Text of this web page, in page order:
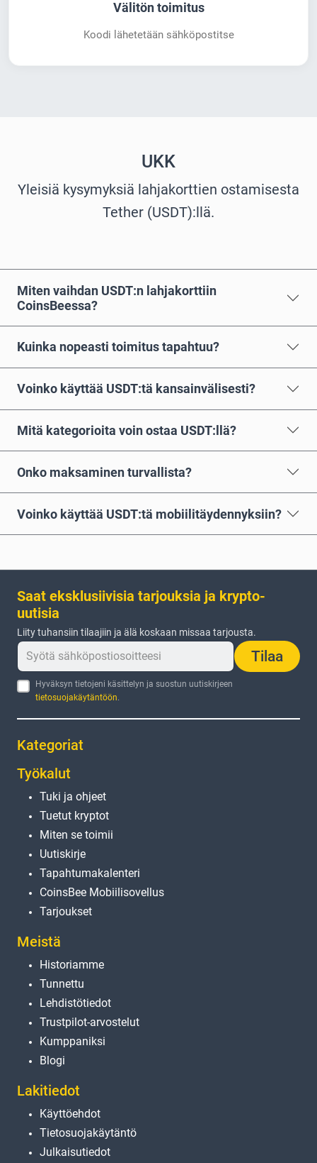
Välitön toimitus
Koodi lähetetään sähköpostitse
UKK
Yleisiä kysymyksiä lahjakorttien ostamisesta
Tether (USDT):llä.
Miten vaihdan USDT:n lahjakorttiin
CoinsBeessa?
Kuinka nopeasti toimitus tapahtuu?
Voinko käyttää USDT:tä kansainvälisesti?
Mitä kategorioita voin ostaa USDT:llä?
Onko maksaminen turvallista?
Voinko käyttää USDT:tä mobiilitäydennyksiin?
Saat eksklusiivisia tarjouksia ja krypto-
uutisia
Liity tuhansiin tilaajiin ja älä koskaan missaa tarjousta.
Tilaa
Hyväksyn tietojeni käsittelyn ja suostun uutiskirjeen
tietosuojakäytäntöön.
Kategoriat
Työkalut
Tuki ja ohjeet
Tuetut kryptot
Miten se toimii
Uutiskirje
Tapahtumakalenteri
CoinsBee Mobiilisovellus
Tarjoukset
Meistä
Historiamme
Tunnettu
Lehdistötiedot
Trustpilot-arvostelut
Kumppaniksi
Blogi
Lakitiedot
Käyttöehdot
Tietosuojakäytäntö
Julkaisutiedot